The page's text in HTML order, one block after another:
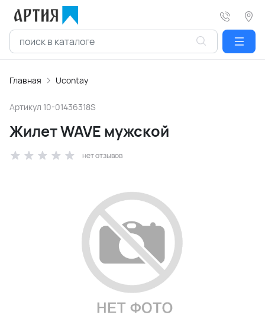
Главная Ucontay
Артикул 10-01436318S
Жилет WAVE мужской
нет отзывов